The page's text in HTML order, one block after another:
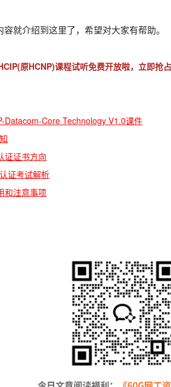
就介绍到这里了，希望对大家有帮助。
原HCNP)课程试听免费开放啦，立即抢
Datacom-Core Technology V1.0课件
证证书方向
证考试解析
和注意事项